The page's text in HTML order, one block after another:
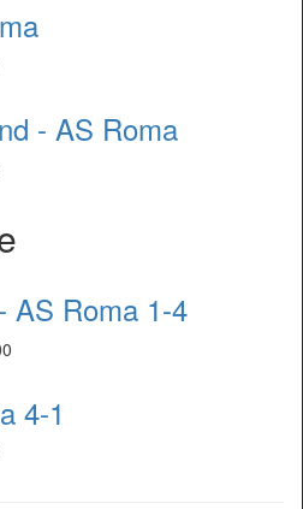
- AS Roma
AS Roma 1-4
4-1